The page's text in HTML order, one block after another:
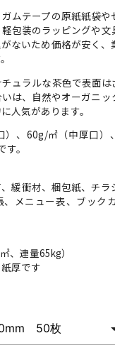
ムテープの原紙紙袋
包装のラッピングや
ないため価格が安く
ュラルな茶色で表面
は、自然やオーガニ
人気があります。
）、60g/㎡（中厚口
。
緩衝材、梱包紙、チ
、メニュー表、ブック
、連量65kg）
厚です